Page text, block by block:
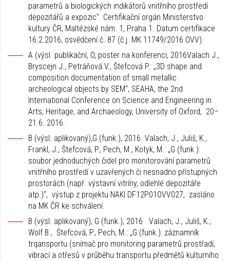
parametrů a biologických indikátorů vnitřního prostředí
depozitářů a expozic". Certifikační orgán Ministerstvo
kultury ČR, Maltézské nám. 1, Praha 1. Datum certifikace
16.2.2016, osvědčení č. 87 (č.j. MK 11749/2016 OVV).
A (výsl. publikační, O, poster na konferenci, 2016Valach J.,
Bryscejn J., Petráňová V., Štefcová P.: „3D shape and
composition documentation of small metallic
archeological objects by SEM“, SEAHA, the 2nd
International Conference on Science and Engineering in
Arts, Heritage, and Archaeology, University of Oxford, 20–
21.6. 2016.
B (výsl. aplikovaný),G (funk.), 2016 Valach, J., Juliš, K.,
Frankl, J., Štefcová, P., Pech, M., Kotyk, M.: „G (funk.):
soubor jednoduchých čidel pro monitorování parametrů
vnitřního prostředí v uzavřených či nesnadno přístupných
prostorách (např. výstavní vitríny, odlehlé depozitáře
atp.)“, výstup z projektu NAKI DF12P01OVV027, zasláno
na MK ČR ke schválení.
B (výsl. aplikovaný), G (funk.), 2016 Valach, J., Juliš, K.,
Wolf B., Štefcová, P., Pech, M.: „G (funk.): záznamník
trqansportu (snímač pro monitoring parametrů prostřadí,
vibrací a otřesů v průběhu transportu předmětů kulturního